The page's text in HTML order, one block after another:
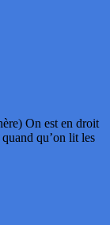
On est en droit
qu’on lit les